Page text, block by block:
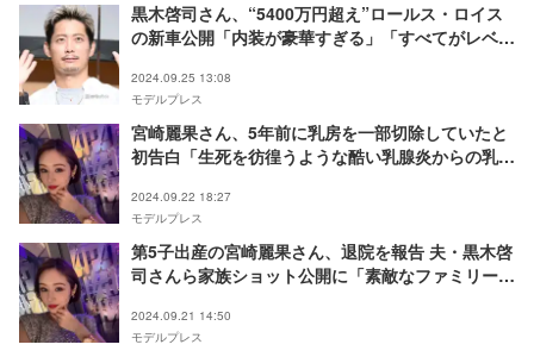
黒木啓司さん、“5400万円超え”ロールス・ロイス
の新車公開「内装が豪華すぎる」「すべてがレベ
2024.09.25 13:08
モデルプレス
宮崎麗果さん、5年前に乳房を一部切除していたと
初告白「生死を彷徨うような酷い乳腺炎からの乳房
2024.09.22 18:27
モデルプレス
第5子出産の宮崎麗果さん、退院を報告 夫・黒木啓
司さんら家族ショット公開に「素敵なファミリー」
2024.09.21 14:50
モデルプレス